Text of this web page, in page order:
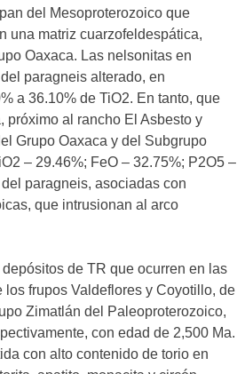
del Mesoproterozoico que
una matriz cuarzofeldespática,
Oaxaca. Las nelsonitas en
paragneis alterado, en
a 36.10% de TiO2. En tanto, que
al rancho El Asbesto y
Grupo Oaxaca y del Subgrupo
– 29.46%; FeO – 32.75%; P2O5 –
paragneis, asociadas con
que intrusionan al arco
de TR que ocurren en las
los frupos Valdeflores y Coyotillo, de
Zimatlán del Paleoproterozoico,
con edad de 2,500 Ma.
con alto contenido de torio en